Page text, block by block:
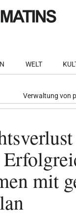
WELT
Verwaltung von
mit